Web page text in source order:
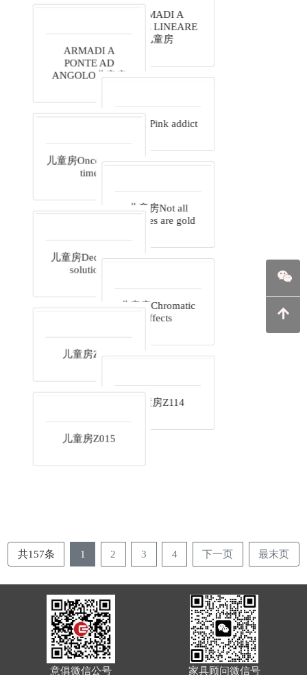
LIBRERIA HOLLY
儿童房
ARMADI A
PONTE LINEARE
儿童房
ANGOLO儿童房
儿童房Pink addict
儿童房Once upon a
time
treasures are gold
儿童房Decorative
solutions
effects
儿童房Z237
儿童房Z114
共157条 1 2 3 4 下一页 最末页
意俱微信公号 家具顾问微信号